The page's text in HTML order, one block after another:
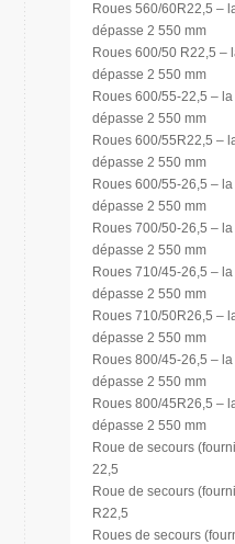
Roues 560/60R22,5 –
dépasse 2 550 mm
Roues 600/50 R22,5 –
dépasse 2 550 mm
Roues 600/55-22,5 –
dépasse 2 550 mm
Roues 600/55R22,5 –
dépasse 2 550 mm
Roues 600/55-26,5 –
dépasse 2 550 mm
Roues 700/50-26,5 –
dépasse 2 550 mm
Roues 710/45-26,5 –
dépasse 2 550 mm
Roues 710/50R26,5 –
dépasse 2 550 mm
Roues 800/45-26,5 –
dépasse 2 550 mm
Roues 800/45R26,5 –
dépasse 2 550 mm
Roue de secours
22,5
Roue de secours
R22,5
Roues de secours